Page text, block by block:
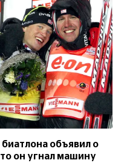
объявил о
он угнал машину